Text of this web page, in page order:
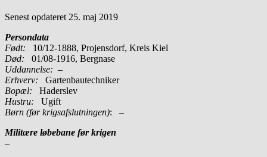
Senest opdateret 25. maj 2019
Persondata
Født: 10/12-1888, Projensdorf, Kreis Kiel
Død: 01/08-1916, Bergnase
Uddannelse: –
Erhverv: Gartenbautechniker
Bopæl: Haderslev
Hustru: Ugift
Børn (før krigsafslutningen): –
Militære løbebane før krigen
–